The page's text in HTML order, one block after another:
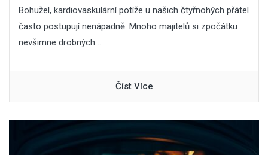
Bohužel, kardiovaskulární potíže u našich čtyřnohých přátel
často postupují nenápadně. Mnoho majitelů si zpočátku
nevšimne drobných ...
Číst Více